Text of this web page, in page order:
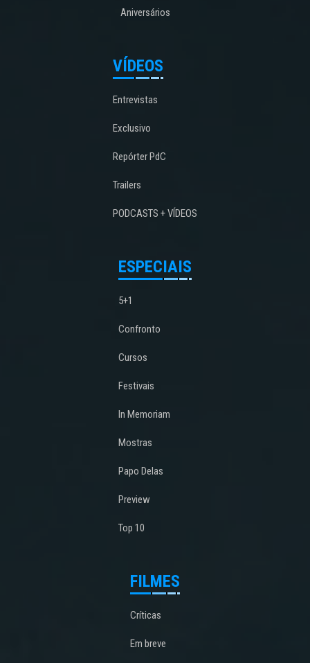
Aniversários
VÍDEOS
Entrevistas
Exclusivo
Repórter PdC
Trailers
PODCASTS + VÍDEOS
ESPECIAIS
5+1
Confronto
Cursos
Festivais
In Memoriam
Mostras
Papo Delas
Preview
Top 10
FILMES
Críticas
Em breve